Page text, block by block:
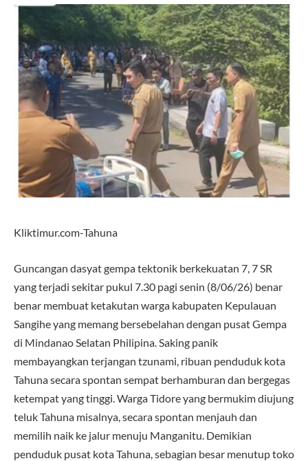
Kliktimur.com-Tahuna
Guncangan dasyat gempa tektonik berkekuatan 7, 7 SR
yang terjadi sekitar pukul 7.30 pagi senin (8/06/26) benar
benar membuat ketakutan warga kabupaten Kepulauan
Sangihe yang memang bersebelahan dengan pusat Gempa
di Mindanao Selatan Philipina. Saking panik
membayangkan terjangan tzunami, ribuan penduduk kota
Tahuna secara spontan sempat berhamburan dan bergegas
ketempat yang tinggi. Warga Tidore yang bermukim diujung
teluk Tahuna misalnya, secara spontan menjauh dan
memilih naik ke jalur menuju Manganitu. Demikian
penduduk pusat kota Tahuna, sebagian besar menutup toko